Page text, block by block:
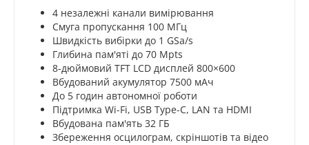
4 незалежні канали вимірювання
Смуга пропускання 100 МГц
Швидкість вибірки до 1 GSa/s
Глибина пам'яті до 70 Mpts
8-дюймовий TFT LCD дисплей 800×600
Вбудований акумулятор 7500 мАч
До 5 годин автономної роботи
Підтримка Wi-Fi, USB Type-C, LAN та HDMI
Вбудована пам'ять 32 ГБ
Збереження осцилограм, скріншотів та відео